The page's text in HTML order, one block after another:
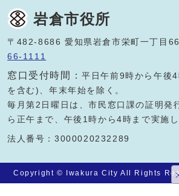
岩倉市役所
〒482-8686 愛知県岩倉市栄町一丁目
66-1111
窓口受付時間：平日午前9時から午後
を含む)、年末年始を除く。
毎月第2日曜日は、市民窓口課の証明発
ら正午まで、午後1時から4時まで実施し
法人番号：3000020232289
Copyright © Iwakura City All Rights